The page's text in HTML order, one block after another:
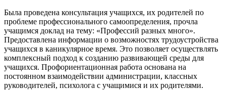
Была проведена консультация учащихся, их родителей по
проблеме профессионального самоопределения, прочла
учащимся доклад на тему: «Профессий разных много».
Предоставлена информации о возможностях трудоустройства
учащихся в каникулярное время. Это позволяет осуществлять
комплексный подход к созданию развивающей среды для
учащихся. Профориентационная работа основана на
постоянном взаимодействии администрации, классных
руководителей, психолога с учащимися и их родителями.